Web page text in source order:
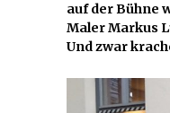
auf der Bühne
Maler Markus
Und zwar